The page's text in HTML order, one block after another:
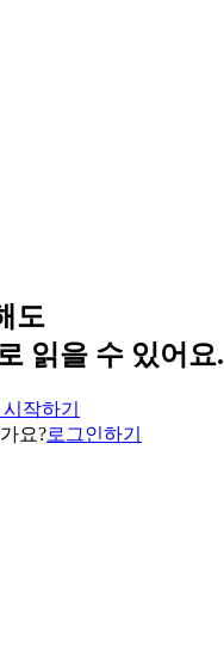
도
읽을 수 있어요.
작하기
요?로그인하기